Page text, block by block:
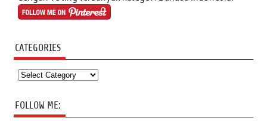
CATEGORIES
Categories
FOLLOW ME: